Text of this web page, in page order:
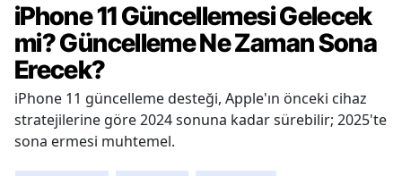
iPhone 11 Güncellemesi Gelecek
mi? Güncelleme Ne Zaman Sona
Erecek?
iPhone 11 güncelleme desteği, Apple'ın önceki cihaz
stratejilerine göre 2024 sonuna kadar sürebilir; 2025'te
sona ermesi muhtemel.